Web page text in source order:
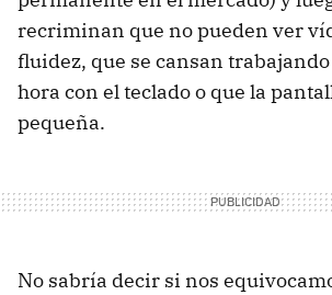
recriminan que no pueden ver
fluidez, que se cansan
hora con el teclado o que la
pequeña.
No sabría decir si nos